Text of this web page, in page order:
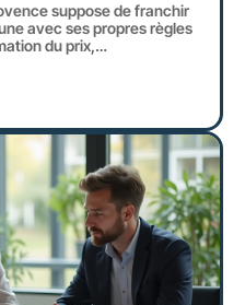
suppose de franchir
avec ses propres règles
du prix,…